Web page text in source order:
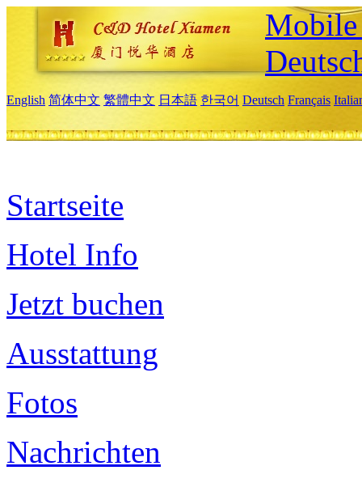
English 简体中文 繁體中文 日本語 한국어 Deutsch Français
Startseite
Hotel Info
Jetzt buchen
Ausstattung
Fotos
Nachrichten